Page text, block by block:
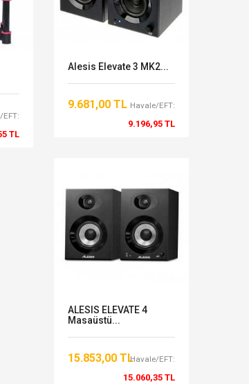
EFT:
TL
Alesis Elevate 3 MK2...
9.681,00 TL Havale/EFT:
9.196,95 TL
ALESIS ELEVATE 4
Masaüstü...
15.853,00 TLHavale/EFT:
15.060,35 TL